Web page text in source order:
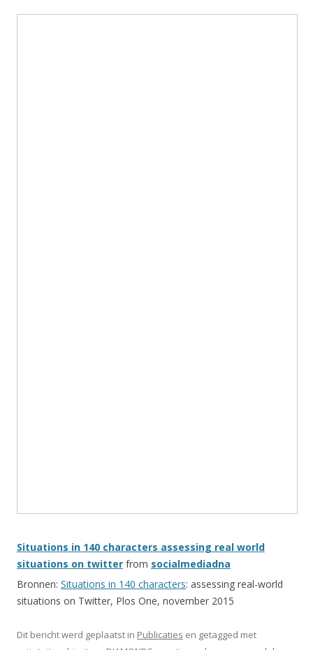
Situations in 140 characters assessing real world
situations on twitter from socialmediadna
Bronnen: Situations in 140 characters: assessing real-world
situations on Twitter, Plos One, november 2015
Dit bericht werd geplaatst in Publicaties en getagged met